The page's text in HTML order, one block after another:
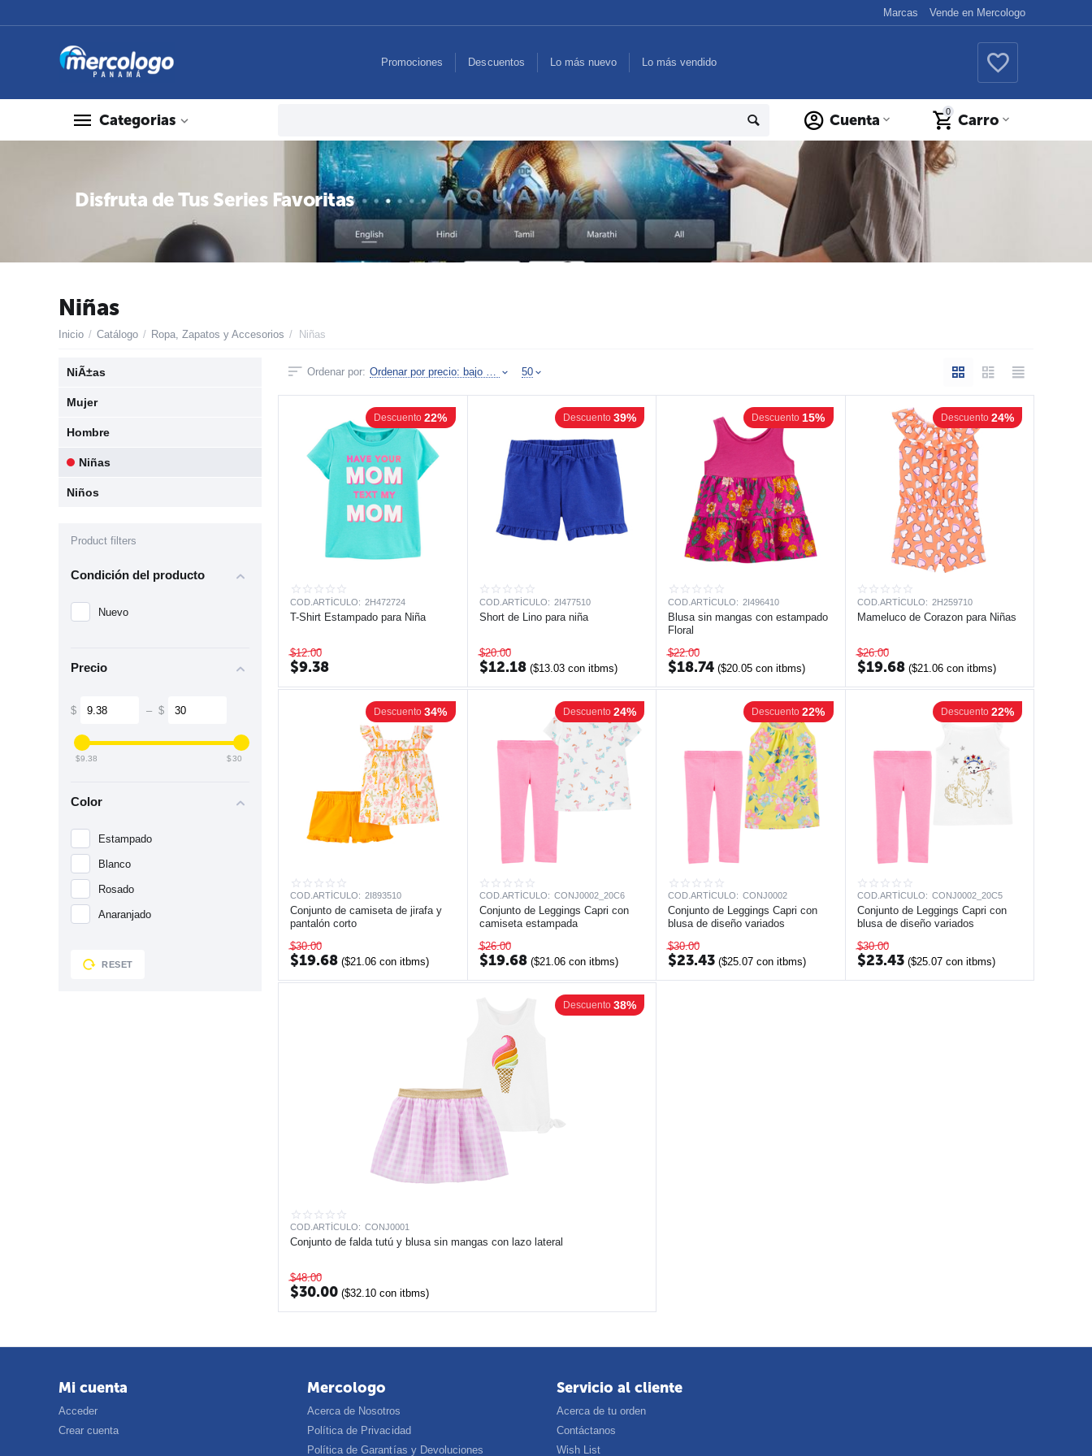
Marcas Vende en Mercologo
Promociones Descuentos Lo más nuevo Lo más vendido
Categorias 0 Carro
Cuenta
Disfruta de Tus Series Favoritas
Niñas
Inicio / Catálogo / Ropa, Zapatos y Accesorios / Niñas
Ordenar por: Ordenar por precio: bajo a alto 50
Descuento 22%
COD.ARTÍCULO: 2H472724
T-Shirt Estampado para Niña
$12.00
$9.38
Descuento 39%
COD.ARTÍCULO: 2I477510
Short de Lino para niña
$20.00
$12.18 ($13.03con itbms)
Descuento 15%
COD.ARTÍCULO: 2I496410
Blusa sin mangas con estampado
Floral
$22.00
$18.74 ($20.05 con itbms)
Descuento 24%
COD.ARTÍCULO: 2H259710
Mameluco de Corazon para Niñas
$26.00
$19.68 ($21.06con itbms)
Descuento 34%
COD.ARTÍCULO: 2I893510
Conjunto de camiseta de jirafa y
pantalón corto
$30.00
$19.68 ($21.06 con itbms)
Descuento 24%
COD.ARTÍCULO: CONJ0002_20C6
Conjunto de Leggings Capri con
camiseta estampada
$26.00
$19.68 ($21.06con itbms)
Descuento 22%
COD.ARTÍCULO: CONJ0002
Conjunto de Leggings Capri con
blusa de diseño variados
$30.00
$23.43 ($25.07 con itbms)
Descuento 22%
COD.ARTÍCULO: CONJ0002_20C5
Conjunto de Leggings Capri con
blusa de diseño variados
$30.00
$23.43 ($25.07con itbms)
Descuento 38%
COD.ARTÍCULO: CONJ0001
Conjunto de falda tutú y blusa sin mangas con lazo lateral
$48.00
$30.00 ($32.10 con itbms)
NiÃ±as
Mujer
Hombre
Niñas
Niños
Product filters
Condición del producto
Nuevo
Precio
$ –$
‎$9.38 ‎$30
Color
Estampado
Blanco
Rosado
Anaranjado
RESET
Mi cuenta
Acceder
Crear cuenta
Mercologo
Acerca de Nosotros
Política de Privacidad
Política de Garantías y Devoluciones
Servicio al cliente
Acerca de tu orden
Contáctanos
Wish List